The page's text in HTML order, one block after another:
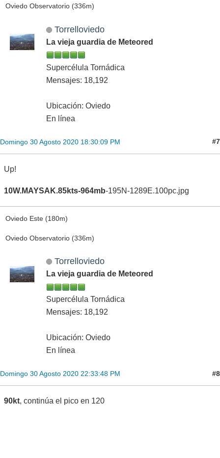
Oviedo Observatorio (336m)
Torrelloviedo
La vieja guardia de Meteored
Supercélula Tornádica
Mensajes: 18,192
Ubicación: Oviedo
En línea
Domingo 30 Agosto 2020 18:30:09 PM #7
Up!
10W.MAYSAK.85kts-964mb-195N-1289E.100pc.jpg
Oviedo Este (180m)
Oviedo Observatorio (336m)
Torrelloviedo
La vieja guardia de Meteored
Supercélula Tornádica
Mensajes: 18,192
Ubicación: Oviedo
En línea
Domingo 30 Agosto 2020 22:33:48 PM #8
90kt, continúa el pico en 120